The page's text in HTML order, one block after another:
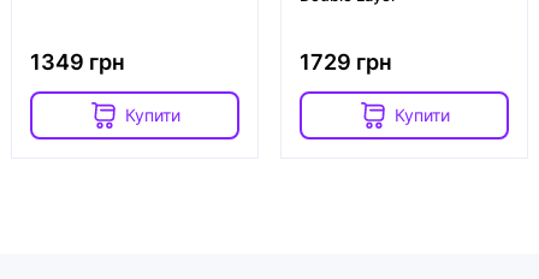
1349 грн
Купити
1729 грн
Купити